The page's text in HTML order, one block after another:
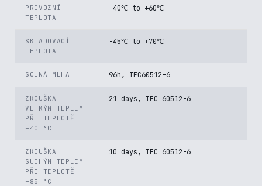
PROVOZNÍ
TEPLOTA
-40℃ to +60℃
SKLADOVACÍ
TEPLOTA
-45℃ to +70℃
SOLNÁ MLHA 96h, IEC60512-6
ZKOUŠKA
VLHKÝM TEPLEM
PŘI TEPLOTĚ
+40 °C
21 days, IEC 60512-6
ZKOUŠKA
SUCHÝM TEPLEM
PŘI TEPLOTĚ
+85 °C
10 days, IEC 60512-6